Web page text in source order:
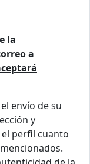
la
a
envío de su
y
perfil cuanto